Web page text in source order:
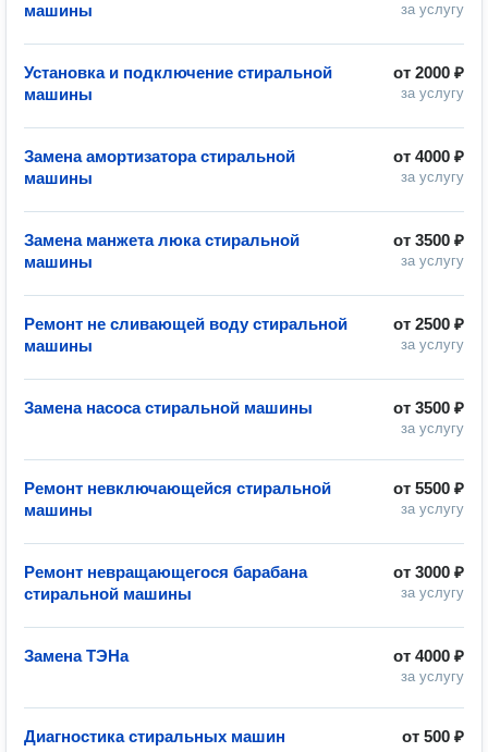
за услугу
машины
от 2000 ₽
за услугу
Установка и подключение стиральной
машины
от 4000 ₽
за услугу
Замена амортизатора стиральной
машины
от 3500 ₽
за услугу
Замена манжета люка стиральной
машины
от 2500 ₽
за услугу
Ремонт не сливающей воду стиральной
машины
от 3500 ₽
за услугу
Замена насоса стиральной машины
от 5500 ₽
за услугу
Ремонт невключающейся стиральной
машины
от 3000 ₽
за услугу
Ремонт невращающегося барабана
стиральной машины
от 4000 ₽
за услугу
Замена ТЭНа
от 500 ₽
Диагностика стиральных машин